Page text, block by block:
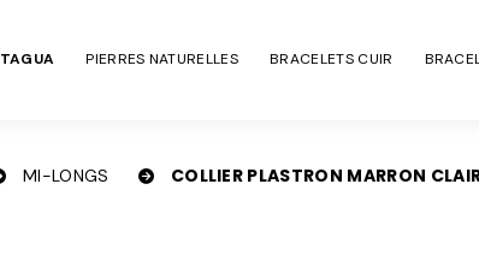
TAGUA PIERRES NATURELLES BRACELETS CUIR
MI-LONGS COLLIER PLASTRON MARRON